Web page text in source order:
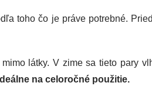
toho čo je práve potrebné.
látky. V zime sa tieto pary
na celoročné použitie.